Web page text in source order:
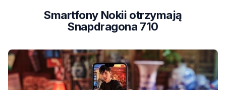
Smartfony Nokii otrzymają
Snapdragona 710